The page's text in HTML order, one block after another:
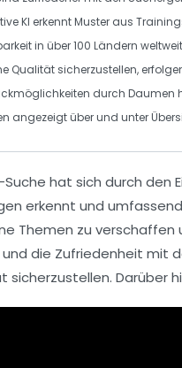
KI erkenntMuster aus
in über 100 Ländern
Qualität sicherzustellen,
durch Daumen
angezeigt über und unter
hat sich durch den
erkennt und
Themen zu verschaffen
die Zufriedenheit mit
sicherzustellen. Darüber